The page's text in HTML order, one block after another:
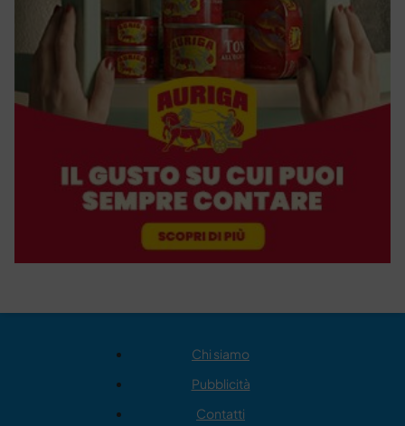
Chi siamo
Pubblicità
Contatti